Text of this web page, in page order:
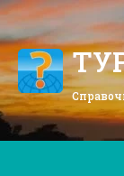
Перейти
к
содержимому